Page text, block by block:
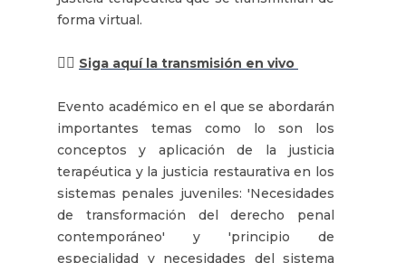
forma virtual.
👉🏽 Siga aquí la transmisión en vivo
Evento académico en el que se abordarán
importantes temas como lo son los
conceptos y aplicación de la justicia
terapéutica y la justicia restaurativa en los
sistemas penales juveniles: 'Necesidades
de transformación del derecho penal
contemporáneo' y 'principio de
especialidad y necesidades del sistema